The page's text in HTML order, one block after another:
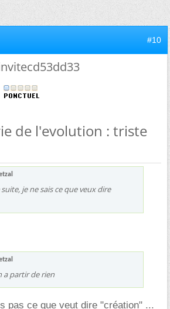
#10
de l'evolution : triste
je ne sais ce que veux dire
a partir de rien
pas ce que veut dire "création" ...